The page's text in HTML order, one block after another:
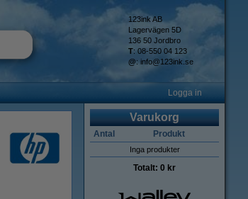
123ink AB
Lagervägen 5D
136 50 Jordbro
T: 08-550 04 123
@: info@123ink.se
Logga in
Varukorg
Antal Produkt
Inga produkter
Totalt: 0 kr